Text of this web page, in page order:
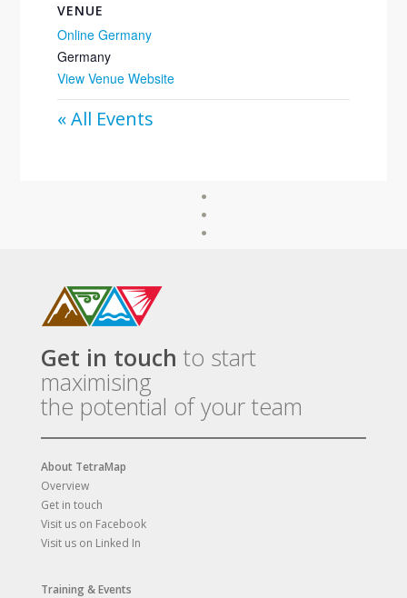
VENUE
Online Germany
Germany
View Venue Website
« All Events
Get in touch to start
maximising
the potential of your team
About TetraMap
Overview
Get in touch
Visit us on Facebook
Visit us on Linked In
Training & Events